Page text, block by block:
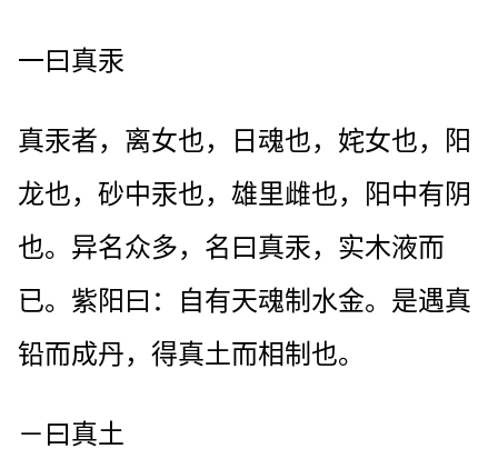
一曰真汞
真汞者，离女也，日魂也，姹女也，阳
龙也，砂中汞也，雄里雌也，阳中有阴
也。异名众多，名曰真汞，实木液而
已。紫阳曰：自有天魂制水金。是遇真
铅而成丹，得真土而相制也。
－曰真土